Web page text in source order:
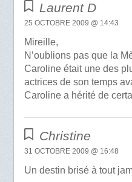
Laurent D
25 OCTOBRE 2009 @ 14:43
Mireille,
N’oublions pas que la
Caroline était une des
actrices de son temps
Caroline a hérité de
Christine
31 OCTOBRE 2009 @ 16:48
Un destin brisé à tout